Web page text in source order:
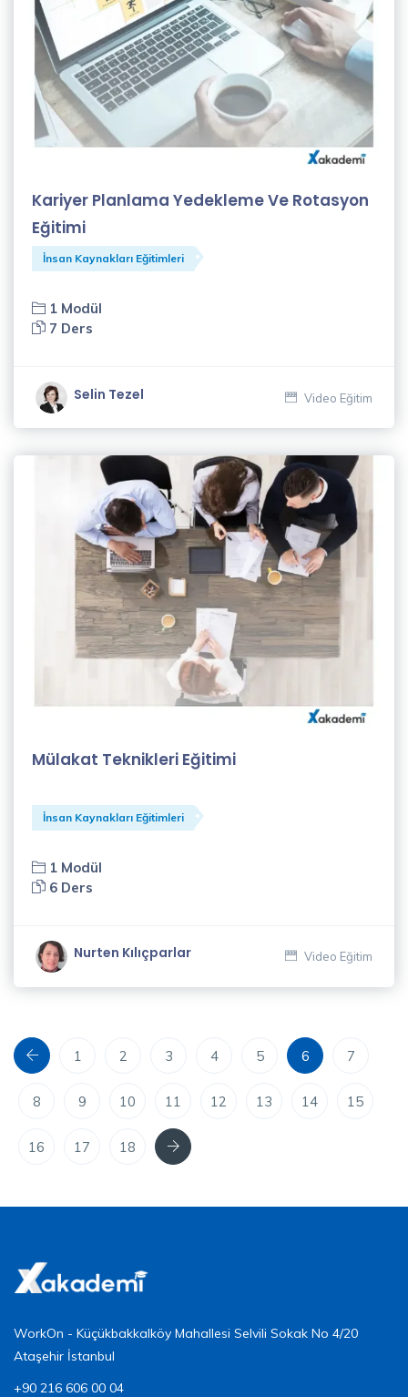
Onur
Akkuş
(1)
Özlem
Recep
Algül
(4)
Said
Selahattin
Taşkın (1)
Eğitmeni
Özbeyli
(1)
Diren
Kariyer Planlama Yedekleme Ve Rotasyon
Eğitimi
İnsan Kaynakları Eğitimleri
1 Modül
7 Ders
Selin Tezel Video Eğitim
Mülakat Teknikleri Eğitimi
İnsan Kaynakları Eğitimleri
1 Modül
6 Ders
Nurten Kılıçparlar Video Eğitim
Önceki1 2 3 4 5 6 7
8 9 10 11 12 13 14 15
16 17 18 Sonraki
WorkOn - Küçükbakkalköy Mahallesi Selvili Sokak No 4/20
Ataşehir İstanbul
+90 216 606 00 04